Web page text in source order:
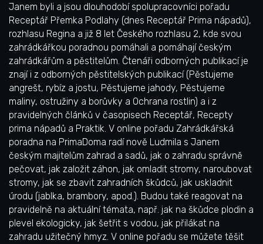
Janem byli a jsou dlouhodobí spolupracovníci pořadu
Receptář Přemka Podlahy (dnes Receptář Prima nápadů),
rozhlasu Regina a již 8 let Českého rozhlasu 2, kde svou
zahrádkářkou poradnou pomáhali a pomáhají českým
zahrádkářům a pěstitelům. Čtenáři odborných publikací je
znají i z odborných pěstitelských publikací (Pěstujeme
angrešt, rybíz a jostu, Pěstujeme jahody, Pěstujeme
maliny, ostružiny a borůvky a Ochrana rostlin) a i z
pravidelných článků v časopisech Receptář, Recepty
prima nápadů a Praktik. V online pořadu Zahrádkářská
poradna na PrimaDoma radí nově Ludmila s Janem
českým majitelům zahrad a sadů, jak o zahradu správně
pečovat, jak založit záhon, jak omladit stromy, naroubovat
stromy, jak se zbavit zahradních škůdců, jak uskladnit
úrodu (jablka, brambory, apod.). Budou také reagovat na
pravidelně na aktuální témata, např. jak na škůdce plodin a
plevel ekologicky, jak šetřit s vodou, jak přilákat na
zahradu užitečný hmyz. V online pořadu se můžete těšit